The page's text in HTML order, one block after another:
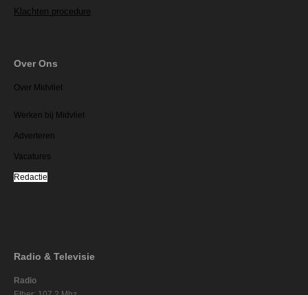
Klachten procedure
Over Ons
Over Midvliet
Werken bij Midvliet
Adverteren
Vacatures
Redactie
Radio & Televisie
Radio